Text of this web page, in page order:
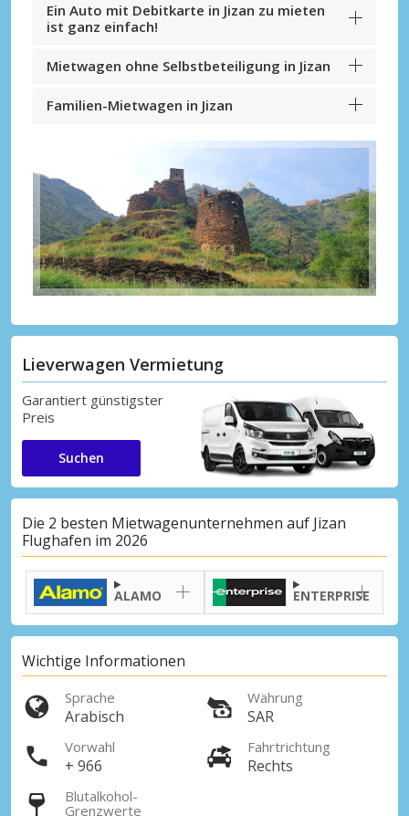
Ein Auto mit Debitkarte in Jizan zu mieten
ist ganz einfach!
Mietwagen ohne Selbstbeteiligung in Jizan
Familien-Mietwagen in Jizan
Lieverwagen Vermietung
Garantiert günstigster
Preis
Suchen
Die 2 besten Mietwagenunternehmen auf Jizan
Flughafen im 2026
ALAMO ENTERPRISE
Wichtige Informationen
Sprache
Arabisch
Währung
SAR
Vorwahl
+ 966
Fahrtrichtung
Rechts
Blutalkohol-
Grenzwerte